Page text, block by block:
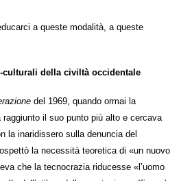
a queste modalità, a queste
culturali della civiltà occidentale
del 1969, quando ormai la
il suo punto più alto e cercava
la inaridissero sulla denuncia del
la necessità teoretica di «un nuovo
che la tecnocrazia riducesse «l’uomo